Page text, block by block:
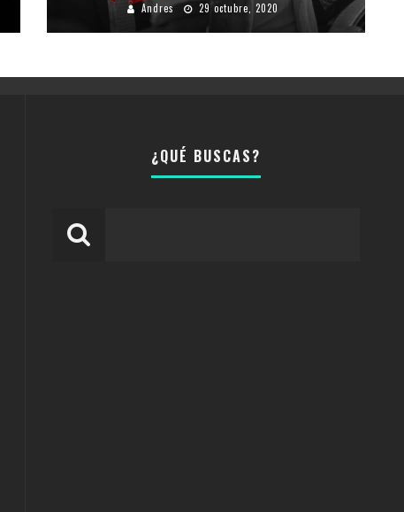
Andres 29 octubre, 2020
¿QUÉ BUSCAS?